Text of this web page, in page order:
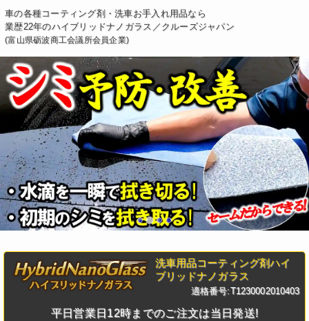
車の各種コーティング剤・洗車お手入れ用品なら
業歴22年のハイブリッドナノガラス／クルーズジャパン
(富山県砺波商工会議所会員企業)
洗車用品コーティング剤ハイ
ブリッドナノガラス
適格番号:T1230002010403
平日営業日12時までのご注文は当日発送!